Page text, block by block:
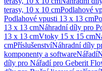
terasy, 10 x 10 cmPodlahové
Podlahové vpusti 13 x 13 cm
13 x 13 cmNáhradní díly pro
13 x 13 cmVtoky 15 x 15 cm
cmPříslušenstvíNáhradní díly
komponenty a softwareNářadí
díly pro Nářadí pro Geberit